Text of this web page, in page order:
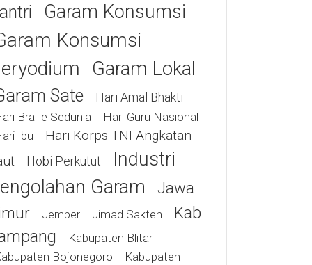
Garam Konsumsi
Konsumsi
Garam Lokal
Sate Hari Amal Bhakti
Braille Sedunia
Hari Guru Nasional
Ibu
Hari Korps TNI Angkatan
Hobi Perkutut
Industri
Garam
Jawa
Jember Jimad Sakteh
Kab
Kabupaten Blitar
Bojonegoro
Kabupaten